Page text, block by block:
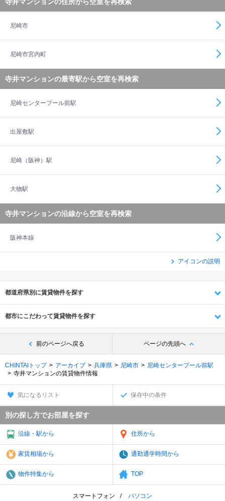
尼崎市
尼崎市宮内町
寺井マンションの最寄駅から空室を再検索
尼崎センタープール前駅
出屋敷駅
尼崎（阪神）駅
大物駅
寺井マンションの沿線から空室を再検索
阪神本線
アイコンの説明
都道府県別に賃貸物件を探す
都市にこだわって賃貸物件を探す
前のページへ戻る ページの先頭へ
CHINTAIトップ アーカイブ 兵庫県 尼崎市
尼崎センタープール前駅
寺井マンションの賃貸物件情報
気になるリスト 保存中の条件
別の探し方でお部屋を探す
沿線・駅から 住所から
家賃相場から 通勤通学時間から
物件特集から TOP
スマートフォン パソコン